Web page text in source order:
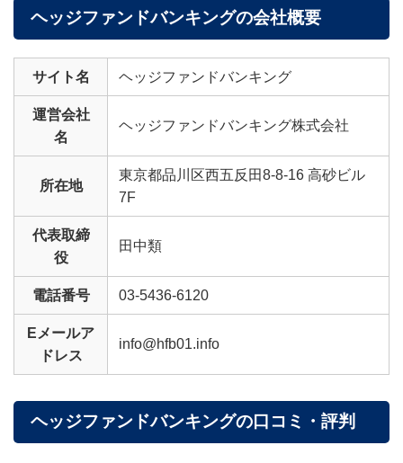
ヘッジファンドバンキングの会社概要
サイト名 ヘッジファンドバンキング
運営会社
名
ヘッジファンドバンキング株式会社
所在地
東京都品川区西五反田8-8-16 高砂ビル
7F
代表取締
役
田中類
電話番号 03-5436-6120
Eメールア
ドレス
info@hfb01.info
ヘッジファンドバンキングの口コミ・評判